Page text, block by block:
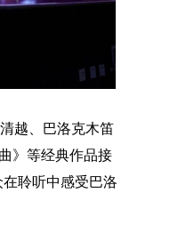
越、巴洛克木笛
》等经典作品接
聆听中感受巴洛